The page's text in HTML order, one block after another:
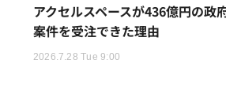
アクセルスペースが436億円の政
案件を受注できた理由
2026.7.28 Tue 9:00